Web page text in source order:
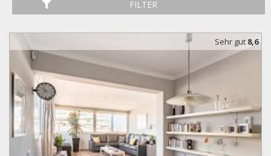
FILTER
Sehr gut 8,6